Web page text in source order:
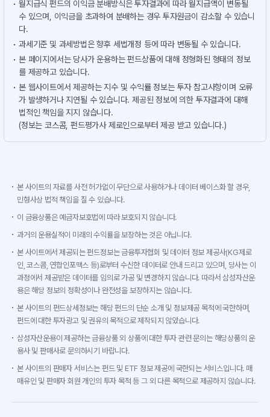
월지급식 펀드의 이익금 분배방식은 투자결과에 따라 월지급액이 변동될
수 있으며, 이익금을 초과하여 분배하는 경우 투자원금이 감소할 수 있습니
다.
과세기준 및 과세방법은 향후 세법개정 등에 따라 변동될 수 있습니다.
본 페이지에서는 당사가 운용하는 펀드상품에 대해 정형화된 형태의 정보
를 제공하고 있습니다.
본 웹사이트에서 제공하는 지수 및 수익률 정보는 투자 참고사항이며 오류
가 발생하거나 지연될 수 있습니다. 제공된 정보에 의한 투자결과에 대해
법적인 책임을 지지 않습니다.
(정보는 코스콤, 펀드평가사 제로인으로부터 제공 받고 있습니다.)
본 사이트의 자료를 사전 허가없이 무단으로 사용하거나 데이터 베이스화 할 경우,
민형사상 법적 책임을 질 수 있습니다.
이 금융상품은 예금자보호법에 따라 보호되지 않습니다.
과거의 운용실적이 미래의 수익률을 보장하는 것은 아닙니다.
본 사이트에서 제공되는 펀드정보는 금융투자협회 및 데이터 정보 제공사(KG제로
인, 코스콤, 연합인포맥스 등)로부터 수신한 데이터로 안내 드리고 있으며, 당사는 이
과정에서 제공받은 데이터를 임의로 가공 및 변경하지 않습니다. 따라서 삼성자산운
용은 해당 정보의 정확성이나 완전성을 보장하지는 않습니다.
본 사이트의 펀드상세정보는 해당 펀드의 단순 소개 및 정보제공 목적에 국한하며,
펀드에 대한 투자광고 및 권유의 목적으로 제작되지 않았습니다.
삼성자산운용이 제공하는 금융상품 외 상품에 대한 투자 관련 문의는 해당상품의 운
용사 및 판매사로 문의하시기 바랍니다.
본 사이트의 판매자 서비스는 펀드 및 ETF 정보 제공에 국한되는 서비스입니다. 매
매유인 및 판매자 회원 개인의 투자 목적 등 그 외 다른 목적으로 제공하지 않습니다.